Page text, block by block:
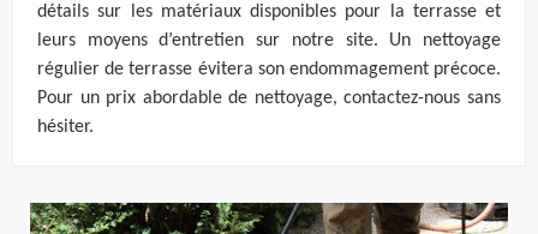
détails sur les matériaux disponibles pour la terrasse et
leurs moyens d’entretien sur notre site. Un nettoyage
régulier de terrasse évitera son endommagement précoce.
Pour un prix abordable de nettoyage, contactez-nous sans
hésiter.